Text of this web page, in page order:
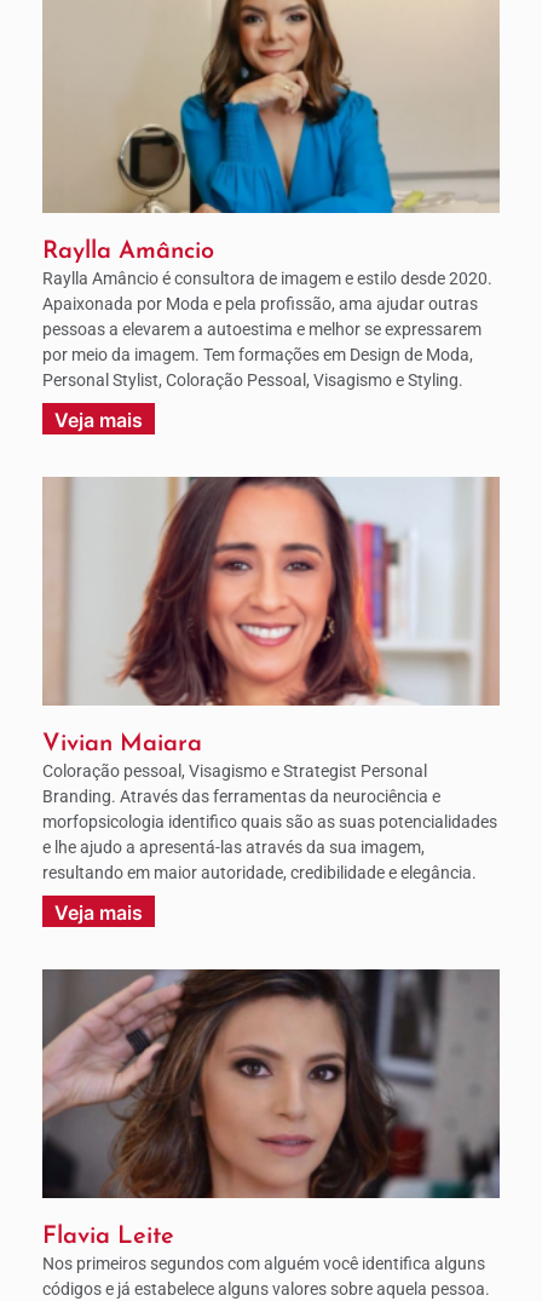
Raylla Amâncio
Raylla Amâncio é consultora de imagem e estilo desde 2020.
Apaixonada por Moda e pela profissão, ama ajudar outras
pessoas a elevarem a autoestima e melhor se expressarem
por meio da imagem. Tem formações em Design de Moda,
Personal Stylist, Coloração Pessoal, Visagismo e Styling.
Veja mais
Vivian Maiara
Coloração pessoal, Visagismo e Strategist Personal
Branding. Através das ferramentas da neurociência e
morfopsicologia identifico quais são as suas potencialidades
e lhe ajudo a apresentá-las através da sua imagem,
resultando em maior autoridade, credibilidade e elegância.
Veja mais
Flavia Leite
Nos primeiros segundos com alguém você identifica alguns
códigos e já estabelece alguns valores sobre aquela pessoa.